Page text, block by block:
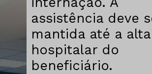
assistência deve
mantida até a alta
hospitalar do
beneficiário.